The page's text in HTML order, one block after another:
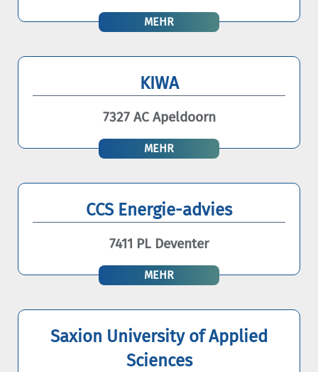
MEHR
KIWA
7327 AC Apeldoorn
MEHR
CCS Energie-advies
7411 PL Deventer
MEHR
Saxion University of Applied
Sciences